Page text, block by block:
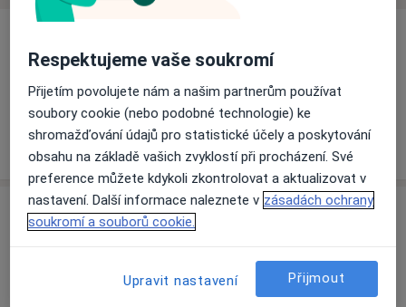
Informace o službách a cenách nejsou k dispozici
Tento specialista ještě nepřidával žádné informace o
svých službách.
Adresa
Nemocnice Třinec-Podlesí a.s.
Konská 453, Třinec739 61
Respektujeme vaše soukromí
Přijetím povolujete nám a našim partnerům používat
soubory cookie (nebo podobné technologie) ke
shromažďování údajů pro statistické účely a poskytování
obsahu na základě vašich zvyklostí při procházení. Své
preference můžete kdykoli zkontrolovat a aktualizovat v
nastavení. Další informace naleznete v zásadách ochrany
soukromí a souborů cookie.
Upravit nastavení Přijmout